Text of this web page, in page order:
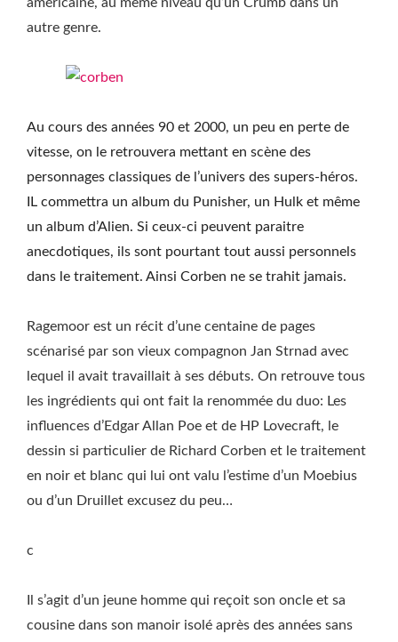
autre genre.
Au cours des années 90 et 2000, un peu en perte de
vitesse, on le retrouvera mettant en scène des
personnages classiques de l’univers des supers-héros.
IL commettra un album du Punisher, un Hulk et même
un album d’Alien. Si ceux-ci peuvent paraitre
anecdotiques, ils sont pourtant tout aussi personnels
dans le traitement. Ainsi Corben ne se trahit jamais.
Ragemoor est un récit d’une centaine de pages
scénarisé par son vieux compagnon Jan Strnad avec
lequel il avait travaillait à ses débuts. On retrouve tous
les ingrédients qui ont fait la renommée du duo: Les
influences d’Edgar Allan Poe et de HP Lovecraft, le
dessin si particulier de Richard Corben et le traitement
en noir et blanc qui lui ont valu l’estime d’un Moebius
ou d’un Druillet excusez du peu…
c
Il s’agit d’un jeune homme qui reçoit son oncle et sa
cousine dans son manoir isolé après des années sans